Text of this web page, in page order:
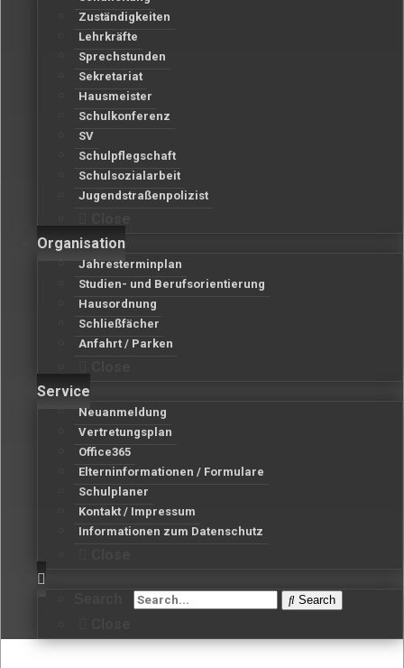
Zuständigkeiten
Lehrkräfte
Sprechstunden
Sekretariat
Hausmeister
Schulkonferenz
SV
Schulpflegschaft
Schulsozialarbeit
Jugendstraßenpolizist
Organisation
Jahresterminplan
Studien- und Berufsorientierung
Hausordnung
Schließfächer
Anfahrt / Parken
Service
Neuanmeldung
Vertretungsplan
Office365
Elterninformationen / Formulare
Schulplaner
Kontakt / Impressum
Informationen zum Datenschutz
Search